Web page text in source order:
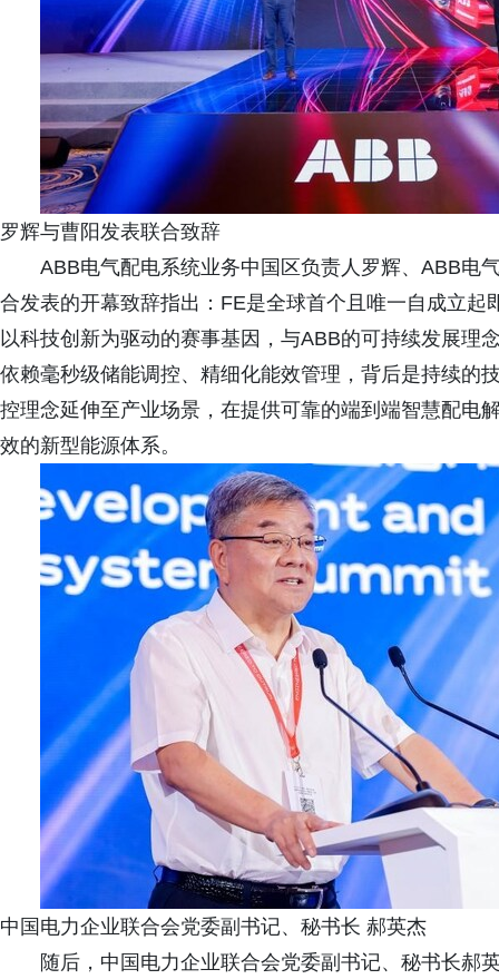
罗辉与曹阳发表联合致辞
ABB电气配电系统业务中国区负责人罗辉、ABB电
合发表的开幕致辞指出：FE是全球首个且唯一自成立
以科技创新为驱动的赛事基因，与ABB的可持续发展
依赖毫秒级储能调控、精细化能效管理，背后是持续的
控理念延伸至产业场景，在提供可靠的端到端智慧配电
效的新型能源体系。
中国电力企业联合会党委副书记、秘书长 郝英杰
随后，中国电力企业联合会党委副书记、秘书长郝